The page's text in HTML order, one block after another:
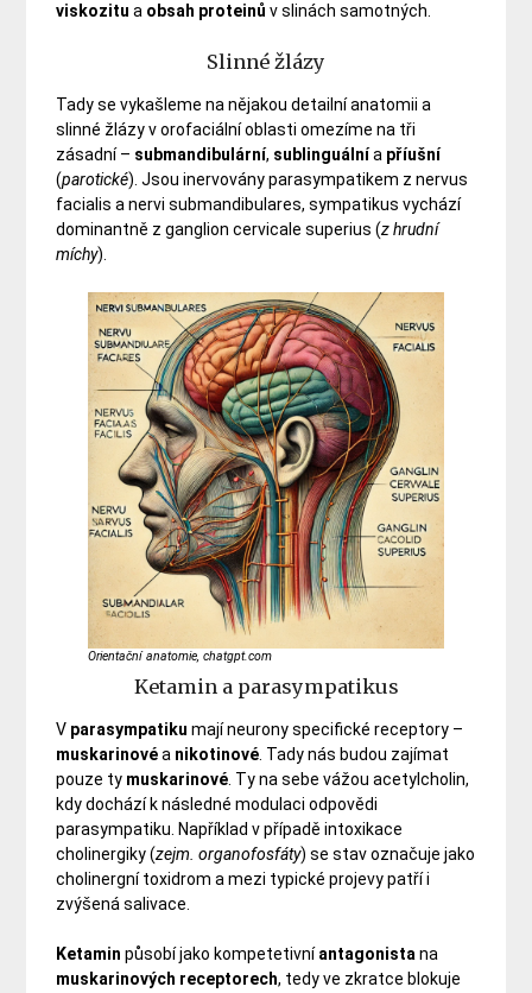
viskozitu a obsah proteinů v slinách samotných.
Slinné žlázy
Tady se vykašleme na nějakou detailní anatomii a
slinné žlázy v orofaciální oblasti omezíme na tři
zásadní – submandibulární, sublinguálnía příušní
(parotické). Jsou inervovány parasympatikem z nervus
facialis a nervi submandibulares, sympatikus vychází
dominantně z ganglion cervicale superius (z hrudní
míchy).
Orientační anatomie, chatgpt.com
Ketamin a parasympatikus
V parasympatiku mají neurony specifické receptory –
muskarinovéa nikotinové . Tady nás budou zajímat
pouze ty muskarinové . Ty na sebe vážou acetylcholin,
kdy dochází k následné modulaci odpovědi
parasympatiku. Například v případě intoxikace
cholinergiky (zejm. organofosfáty) se stav označuje jako
cholinergní toxidrom a mezi typické projevy patří i
zvýšená salivace.
Ketamin působí jako kompetetivníantagonista na
muskarinových receptorech, tedy ve zkratce blokuje